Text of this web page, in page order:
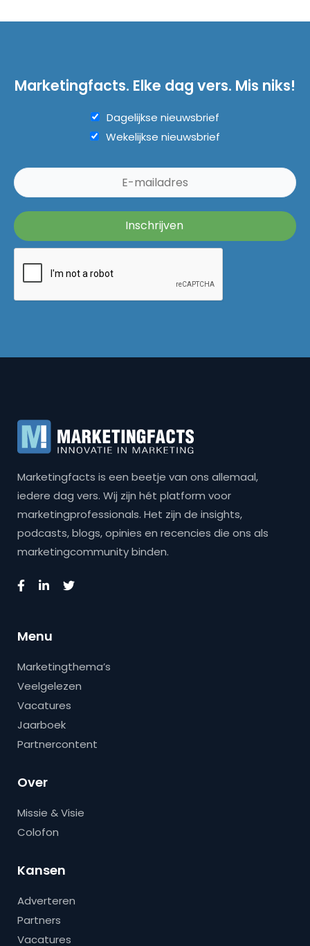
Marketingfacts. Elke dag vers. Mis niks!
Dagelijkse nieuwsbrief
Wekelijkse nieuwsbrief
Marketingfacts is een beetje van ons allemaal,
iedere dag vers. Wij zijn hét platform voor
marketingprofessionals. Het zijn de insights,
podcasts, blogs, opinies en recencies die ons als
marketingcommunity binden.
Menu
Marketingthema’s
Veelgelezen
Vacatures
Jaarboek
Partnercontent
Over
Missie & Visie
Colofon
Kansen
Adverteren
Partners
Vacatures